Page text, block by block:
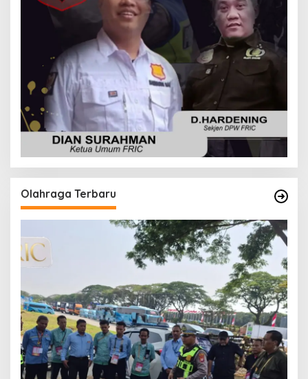
Olahraga Terbaru